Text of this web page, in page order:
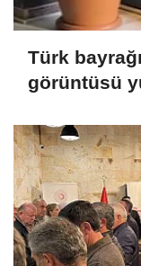
Türk
görüntüsü